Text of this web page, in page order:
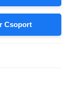
Csoport